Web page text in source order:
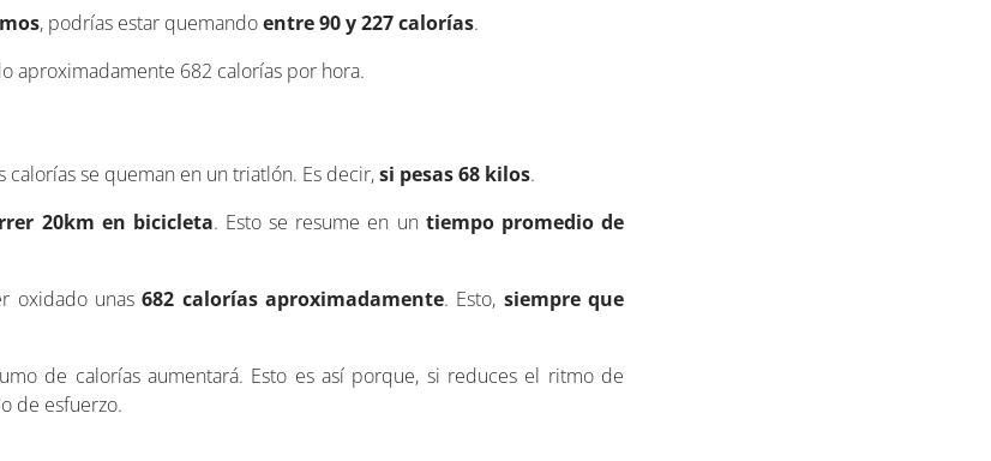
, podrías estar quemandoentre 90 y 227 calorías.
aproximadamente 682 calorías por hora.
se queman en un triatlón. Es decir,si pesas 68 kilos.
20km en bicicleta. Esto se resume en un tiempo promedio de
oxidado unas682 calorías aproximadamente. Esto, siempre que
de calorías aumentará. Esto es así porque, si reduces el ritmo de
de esfuerzo.